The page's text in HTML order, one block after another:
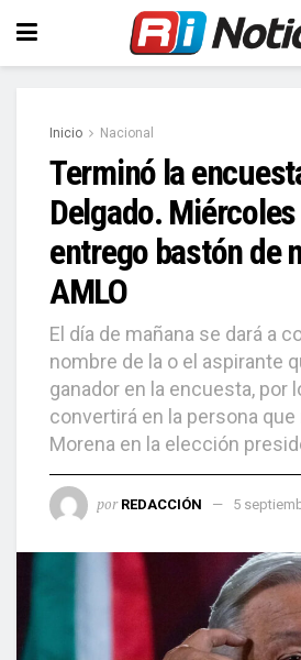
Inicio Nacional
Terminó la
Delgado.
entrego bastón de
AMLO
El día de mañana se dará a
nombre de la o el aspirante
ganador en la encuesta, por
convertirá en la persona
Morena en la elección
por REDACCIÓN 5